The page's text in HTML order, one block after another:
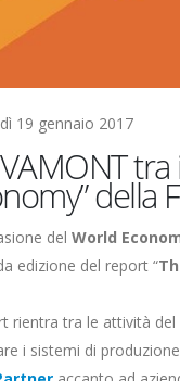
19 gennaio 2017
della
del World
edizione del report “
rientra tra le attività
i sistemi di